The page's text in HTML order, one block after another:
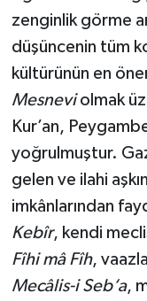
zenginlik görme
düşüncenin tüm
kültürünün en
Mesneviolmak
Kur’an,
yoğrulmuştur.
gelen ve ilahi
imkânlarından
Kebîr, kendi
Fîhi mâ Fîh,
Mecâlis-i Seb‘a,
Kütahya
Malatya
Manisa
Mardin
Mersin